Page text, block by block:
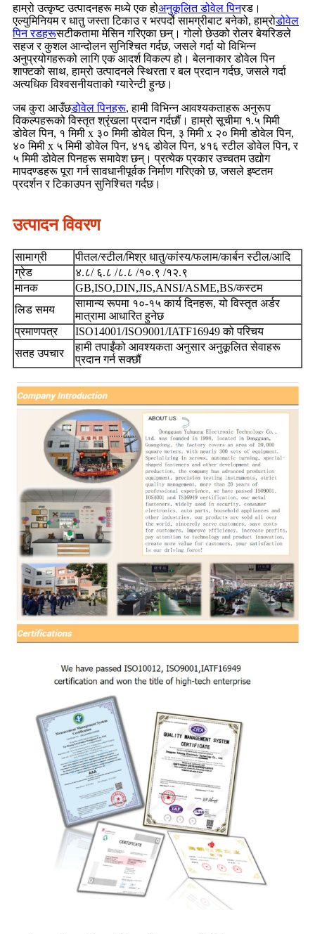
हाम्रो उत्कृष्ट उत्पादनहरू मध्ये एक होअनुकूलित डोवेल पिनरड।
एल्युमिनियम र धातु जस्ता टिकाउ र भरपर्दो सामग्रीबाट बनेको, हाम्रोडोवेल
पिन रडहरूसटीकतामा मेसिन गरिएका छन्। गोलो छेउको रोलर बेयरिङले
सहज र कुशल आन्दोलन सुनिश्चित गर्दछ, जसले गर्दा यो विभिन्न
अनुप्रयोगहरूको लागि एक आदर्श विकल्प हो। बेलनाकार डोवेल पिन
शाफ्टको साथ, हाम्रो उत्पादनले स्थिरता र बल प्रदान गर्दछ, जसले गर्दा
अत्यधिक विश्वसनीयताको ग्यारेन्टी हुन्छ।
जब कुरा आउँछडोवेल पिनहरू, हामी विभिन्न आवश्यकताहरू अनुरूप
विकल्पहरूको विस्तृत श्रृंखला प्रदान गर्दछौं। हाम्रो सूचीमा १.५ मिमी
डोवेल पिन, १ मिमी x ३० मिमी डोवेल पिन, ३ मिमी x २० मिमी डोवेल पिन,
४० मिमी x ५ मिमी डोवेल पिन, ४१६ डोवेल पिन, ४१६ स्टील डोवेल पिन, र
५ मिमी डोवेल पिनहरू समावेश छन्। प्रत्येक प्रकार उच्चतम उद्योग
मापदण्डहरू पूरा गर्न सावधानीपूर्वक निर्माण गरिएको छ, जसले इष्टतम
प्रदर्शन र टिकाउपन सुनिश्चित गर्दछ।
उत्पादन विवरण
सामाग्री
पीतल/स्टील/मिश्र धातु/कांस्य/फलाम/कार्बन स्टील/आदि
ग्रेड
४.८/ ६.८ /८.८ /१०.९ /१२.९
मानक
GB,ISO,DIN,JIS,ANSI/ASME,BS/कस्टम
लिड समय
सामान्य रूपमा १०-१५ कार्य दिनहरू, यो विस्तृत अर्डर
मात्रामा आधारित हुनेछ
प्रमाणपत्र
ISO14001/ISO9001/IATF16949 को परिचय
सतह उपचार
हामी तपाईंको आवश्यकता अनुसार अनुकूलित सेवाहरू
प्रदान गर्न सक्छौं